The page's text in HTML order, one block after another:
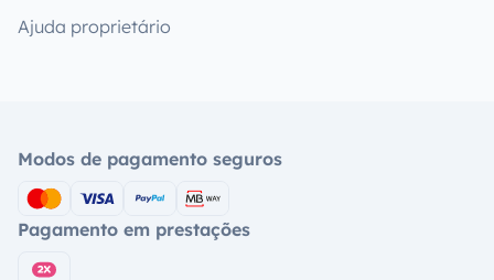
Ajuda proprietário
Modos de pagamento seguros
Pagamento em prestações